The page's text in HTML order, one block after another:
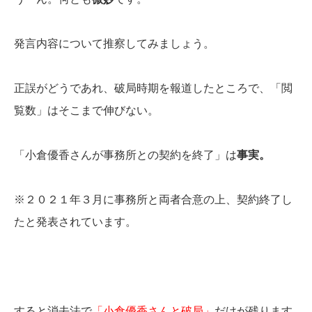
発言内容について推察してみましょう。
正誤がどうであれ、破局時期を報道したところで、「閲
覧数」はそこまで伸びない。
「小倉優香さんが事務所との契約を終了」は事実。
※２０２１年３月に事務所と両者合意の上、契約終了し
たと発表されています。